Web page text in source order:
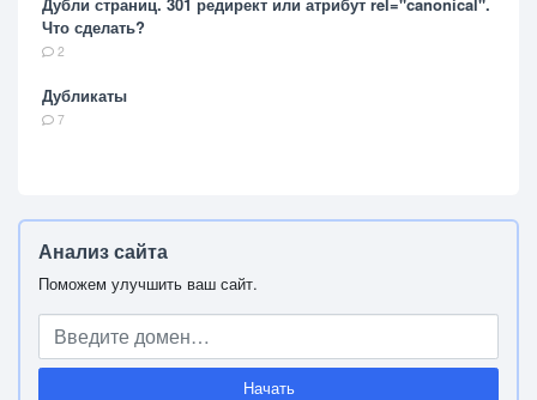
Что сделать?
2
Дубликаты
7
Анализ сайта
Поможем улучшить ваш сайт.
Начать